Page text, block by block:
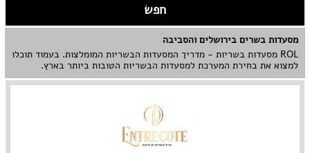
מסעדות בשרים בירושלים והסביבה
ROL מסעדות בשריות - מדריך המסעדות הבשריות המומלצות. בעמוד תוכלו
למצוא את בחירת המערכת למסעדות הבשריות הטובות ביותר בארץ.